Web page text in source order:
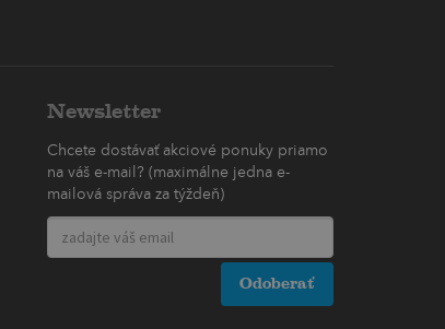
Newsletter
Chcete dostávať akciové ponuky priamo
na váš e-mail? (maximálne jedna e-
mailová správa za týždeň)
Odoberať